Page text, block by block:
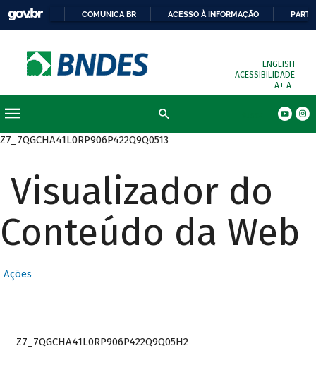
COMUNICA BR ACESSO À INFORMAÇÃO
ENGLISH
ACESSIBILIDADE
A+ A-
Z7_7QGCHA41L0RP906P422Q9Q0513
Visualizador do
Conteúdo da Web
Ações
Z7_7QGCHA41L0RP906P422Q9Q05H2